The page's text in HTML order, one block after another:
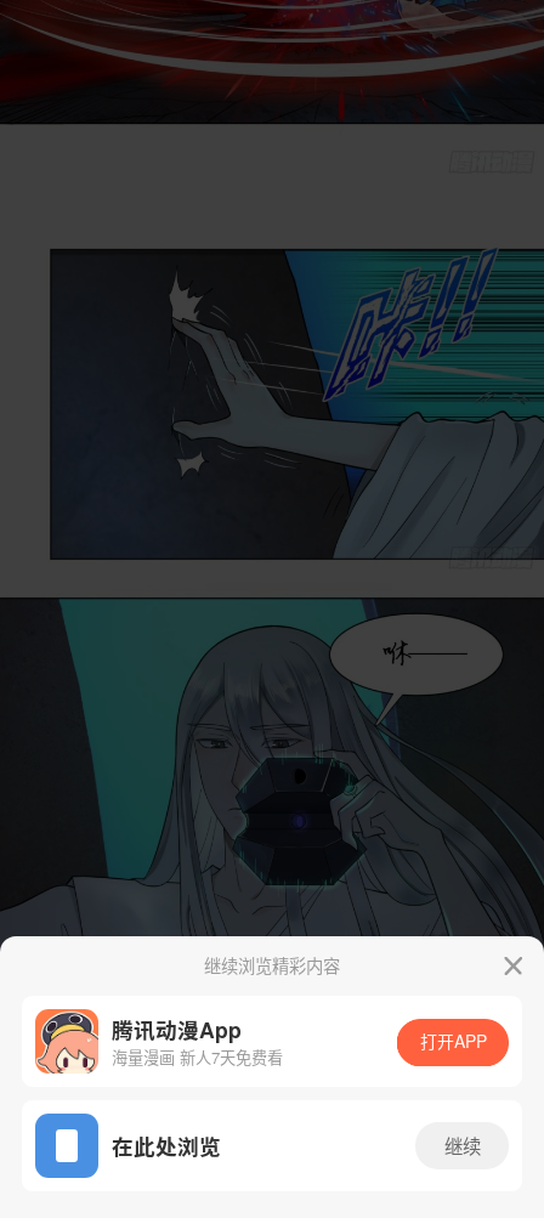
App免费看
继续浏览精彩内容
腾讯动漫App
海量漫画 新人7天免费看
打开APP
在此处浏览 继续